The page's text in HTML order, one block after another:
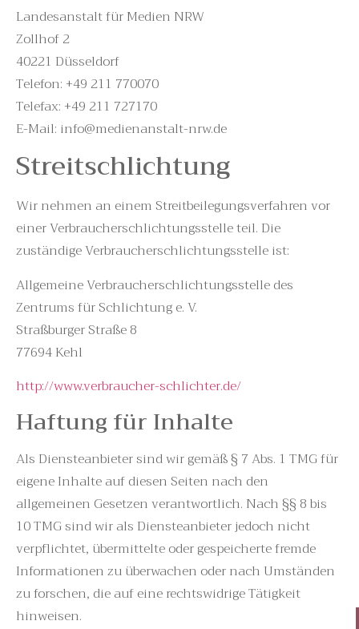
Landesanstalt für Medien NRW
Zollhof 2
40221 Düsseldorf
Telefon: +49 211 770070
Telefax: +49 211 727170
E-Mail: info@medienanstalt-nrw.de
Streitschlichtung
Wir nehmen an einem Streitbeilegungsverfahren vor
einer Verbraucherschlichtungsstelle teil. Die
zuständige Verbraucherschlichtungsstelle ist:
Allgemeine Verbraucherschlichtungsstelle des
Zentrums für Schlichtung e. V.
Straßburger Straße 8
77694 Kehl
http://www.verbraucher-schlichter.de/
Haftung für Inhalte
Als Diensteanbieter sind wir gemäß § 7 Abs. 1 TMG für
eigene Inhalte auf diesen Seiten nach den
allgemeinen Gesetzen verantwortlich. Nach §§ 8 bis
10 TMG sind wir als Diensteanbieter jedoch nicht
verpflichtet, übermittelte oder gespeicherte fremde
Informationen zu überwachen oder nach Umständen
zu forschen, die auf eine rechtswidrige Tätigkeit
hinweisen.